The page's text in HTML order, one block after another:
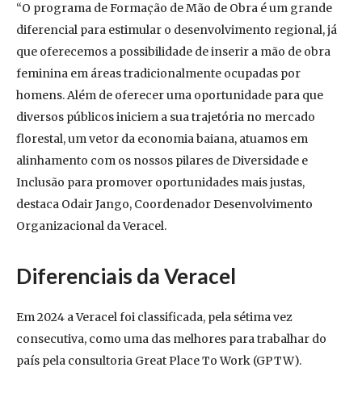
“O programa de Formação de Mão de Obra é um grande
diferencial para estimular o desenvolvimento regional, já
que oferecemos a possibilidade de inserir a mão de obra
feminina em áreas tradicionalmente ocupadas por
homens. Além de oferecer uma oportunidade para que
diversos públicos iniciem a sua trajetória no mercado
florestal, um vetor da economia baiana, atuamos em
alinhamento com os nossos pilares de Diversidade e
Inclusão para promover oportunidades mais justas,
destaca Odair Jango, Coordenador Desenvolvimento
Organizacional da Veracel.
Diferenciais da Veracel
Em 2024 a Veracel foi classificada, pela sétima vez
consecutiva, como uma das melhores para trabalhar do
país pela consultoria Great Place To Work (GPTW).